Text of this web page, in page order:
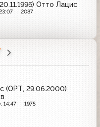
Отто Лацис
2087
(ОРТ, 29.06.2000)
14:47 1975